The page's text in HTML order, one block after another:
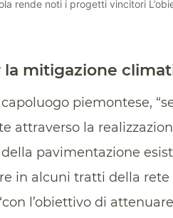
mitigazione
piemontese,
attraverso la
pavimentazione
in alcuni tratti della rete
l’obiettivo di